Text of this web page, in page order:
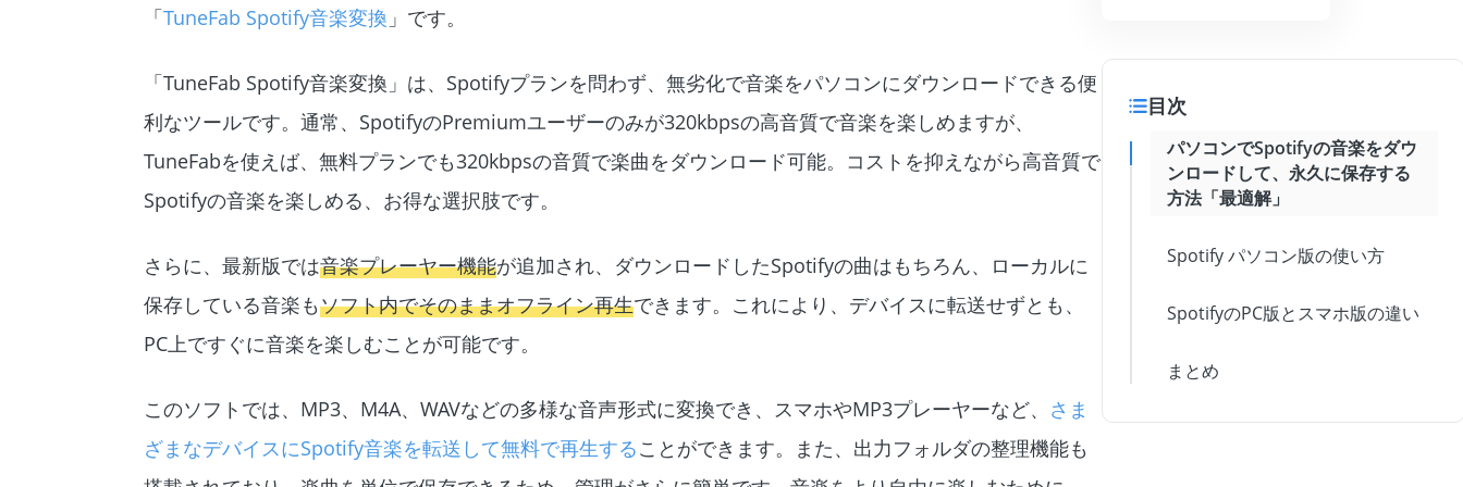
「TuneFab Spotify音楽変換 」です。
「TuneFab Spotify音楽変換」は、Spotifyプランを問わず、無劣化で音楽をパソコンにダウンロードできる便
利なツールです。通常、SpotifyのPremiumユーザーのみが320kbpsの高音質で音楽を楽しめますが、
TuneFabを使えば、無料プランでも320kbpsの音質で楽曲をダウンロード可能。コストを抑えながら高音質で
Spotifyの音楽を楽しめる、お得な選択肢です。
さらに、最新版では音楽プレーヤー機能が追加され、ダウンロードしたSpotifyの曲はもちろん、ローカルに
保存している音楽もソフト内でそのままオフライン再生できます。これにより、デバイスに転送せずとも、
PC上ですぐに音楽を楽しむことが可能です。
このソフトでは、MP3、M4A、WAVなどの多様な音声形式に変換でき、スマホやMP3プレーヤーなど、 さま
ざまなデバイスにSpotify音楽を転送して無料で再生することができます。また、出力フォルダの整理機能も
目次
パソコンでSpotifyの音楽をダウ
ンロードして、永久に保存する
方法「最適解」
Spotify パソコン版の使い方
SpotifyのPC版とスマホ版の違い
まとめ